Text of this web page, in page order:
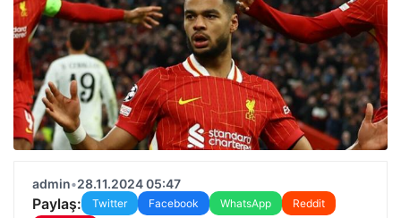
admin•28.11.2024 05:47
Paylaş: Twitter Facebook WhatsApp
Reddit